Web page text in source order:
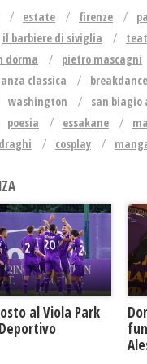
estate firenze
il barbiere di siviglia
dorma
pietro mascagni
classica breakdance
washington san biagio
poesia essakane
cosplay
al Viola Park